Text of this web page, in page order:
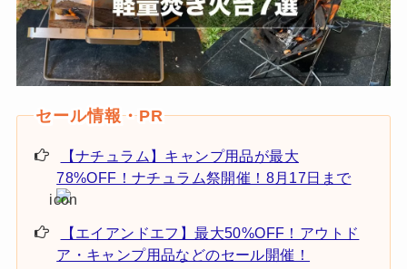
【ナチュラム】キャンプ用品が最大
78%OFF！ナチュラム祭開催！8月17日まで
【エイアンドエフ】最大50%OFF！アウトド
ア・キャンプ用品などのセール開催！